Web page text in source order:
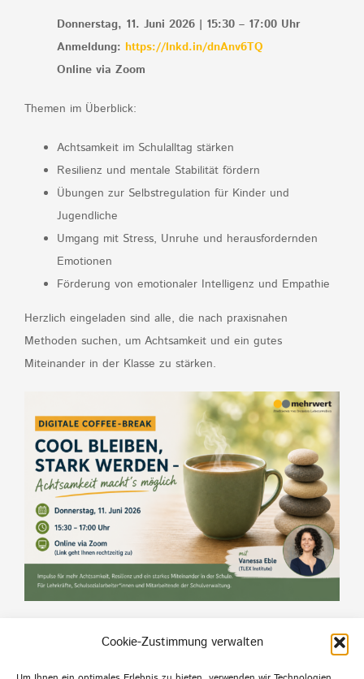
Cookie-Zustimmung verwalten
Donnerstag, 11. Juni 2026 | 15:30 – 17:00 Uhr
Anmeldung: https://lnkd.in/dnAnv6TQ
Online via Zoom
Themen im Überblick:
Achtsamkeit im Schulalltag stärken
Resilienz und mentale Stabilität fördern
Übungen zur Selbstregulation für Kinder und
Jugendliche
Umgang mit Stress, Unruhe und herausfordernden
Emotionen
Förderung von emotionaler Intelligenz und Empathie
Herzlich eingeladen sind alle, die nach praxisnahen
Methoden suchen, um Achtsamkeit und ein gutes
Miteinander in der Klasse zu stärken.